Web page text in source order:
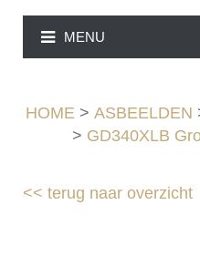
MENU
HOME > ASBEELDEN
> GD340XLB
<<terug naar overzicht